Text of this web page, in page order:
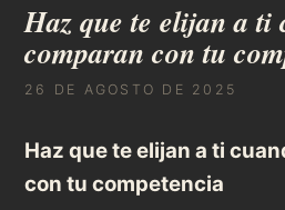
Haz que te elijan a ti
comparan con tu
26 DE AGOSTO DE 2025
Haz que te elijan a ti
con tu competencia